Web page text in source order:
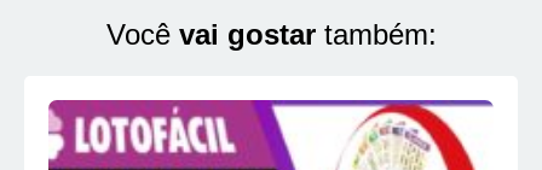
Você vai gostartambém: